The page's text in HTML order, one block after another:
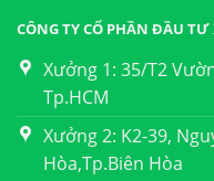
CÔNG TY CỔ PHẦN ĐẦU
Xưởng 1: 35/T2
Tp.HCM
Xưởng 2: K2-39,
Hòa,Tp.Biên Hòa